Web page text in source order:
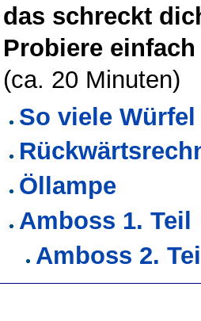
das schreckt
Probiere
(ca. 20 Minuten)
So viele Würfel
Öllampe
Amboss 1. Teil
Amboss 2.